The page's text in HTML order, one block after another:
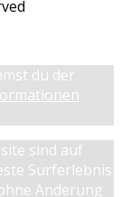
du der
sind auf
Surferlebnis
Änderung